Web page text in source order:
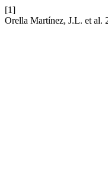
[1]
Orella Martínez, J.L. et al.